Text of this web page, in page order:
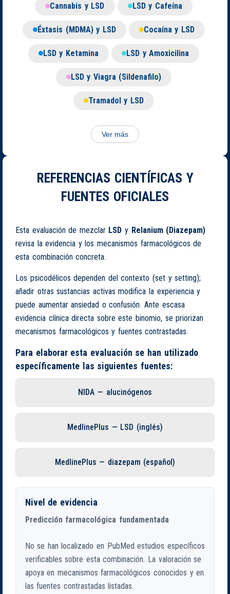
Cannabis y LSD LSD y Cafeína
Éxtasis (MDMA) y LSD Cocaína y LSD
LSD y Ketamina LSD y Amoxicilina
LSD y Viagra (Sildenafilo)
Tramadol y LSD
Ver más
REFERENCIAS CIENTÍFICAS Y
FUENTES OFICIALES
Esta evaluación de mezclar LSD y Relanium (Diazepam)
revisa la evidencia y los mecanismos farmacológicos de
esta combinación concreta.
Los psicodélicos dependen del contexto (set y setting);
añadir otras sustancias activas modifica la experiencia y
puede aumentar ansiedad o confusión. Ante escasa
evidencia clínica directa sobre este binomio, se priorizan
mecanismos farmacológicos y fuentes contrastadas.
Para elaborar esta evaluación se han utilizado
específicamente las siguientes fuentes:
NIDA — alucinógenos
MedlinePlus — LSD (inglés)
MedlinePlus — diazepam (español)
Nivel de evidencia
Predicción farmacológica fundamentada
No se han localizado en PubMed estudios específicos
verificables sobre esta combinación. La valoración se
apoya en mecanismos farmacológicos conocidos y en
las fuentes contrastadas listadas.